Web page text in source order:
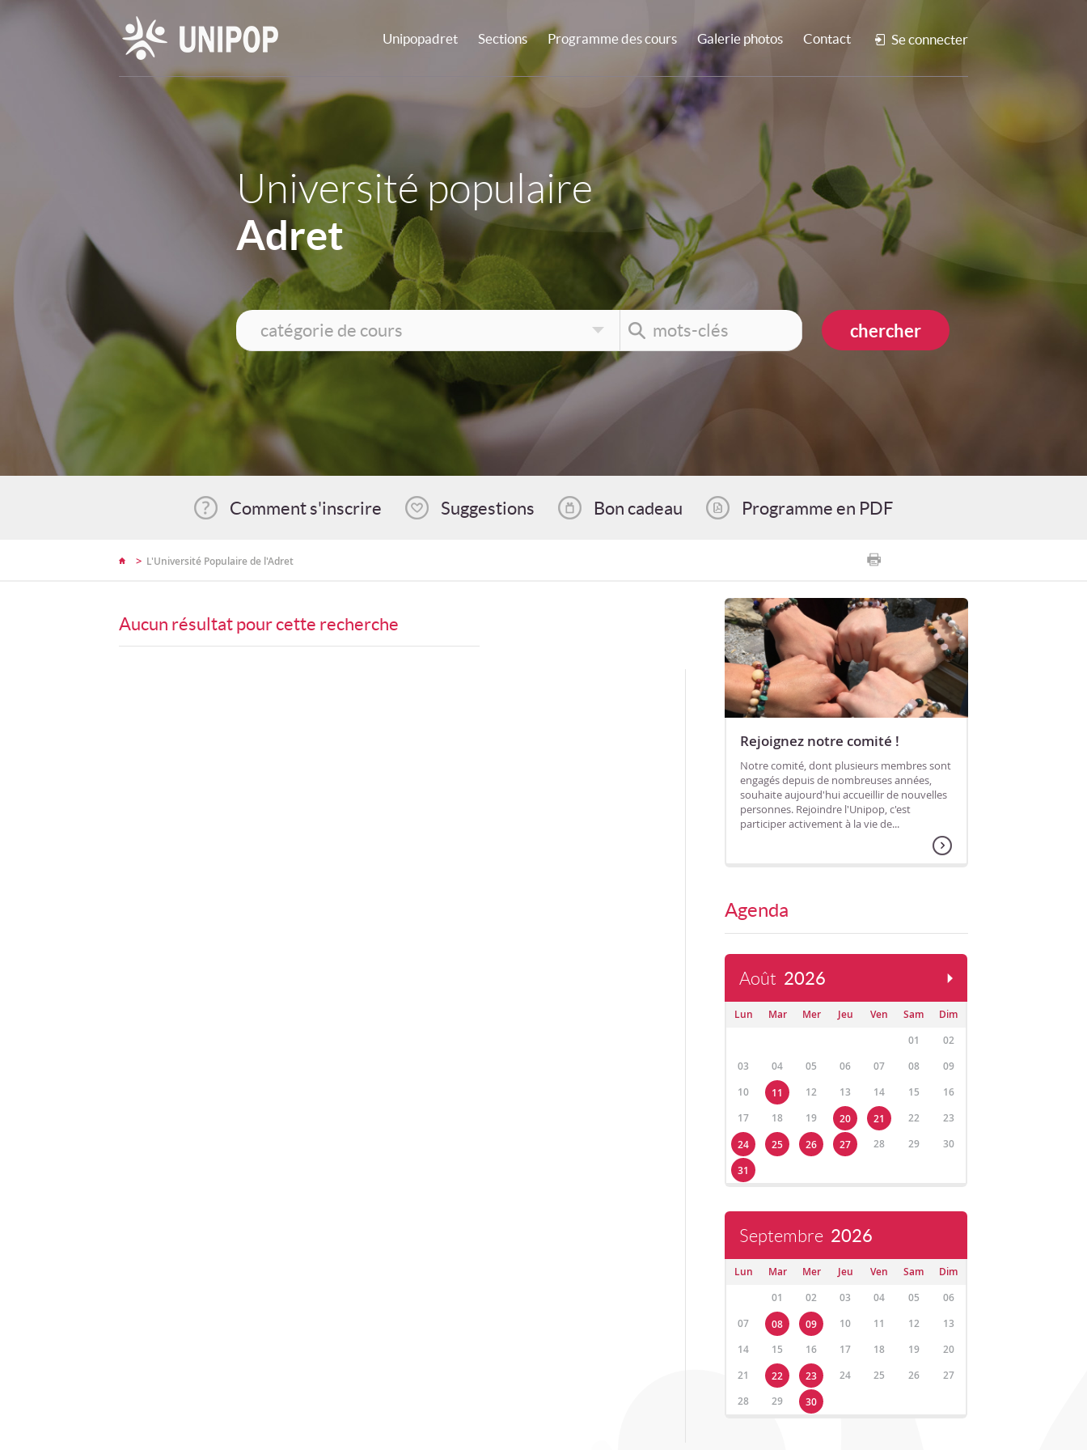
Unipopadret Sections Programme des cours Galerie photos Contact Se connecter
Université populaire
Adret
Comment s'inscrire Suggestions Bon cadeau Programme en PDF
> L'Université Populaire de l'Adret
Aucun résultat pour cette recherche
Rejoignez notre comité !
Notre comité, dont plusieurs membres sont
engagés depuis de nombreuses années,
souhaite aujourd'hui accueillir de nouvelles
personnes. Rejoindre l'Unipop, c'est
participer activement à la vie de...
Agenda
Août 2026
Lun Mar Mer Jeu Ven Sam
Dim
01
02
03
04 05 06 07 08
09
10
11 12 13 14 15
16
17
18 19 20 21 22
23
24
25 26 27 28 29
30
31
Septembre 2026
Lun Mar Mer Jeu Ven Sam
Dim
01
02 03 04 05
06
07
08 09 10 11 12
13
14
15 16 17 18 19
20
21
22 23 24 25 26
27
28
29 30